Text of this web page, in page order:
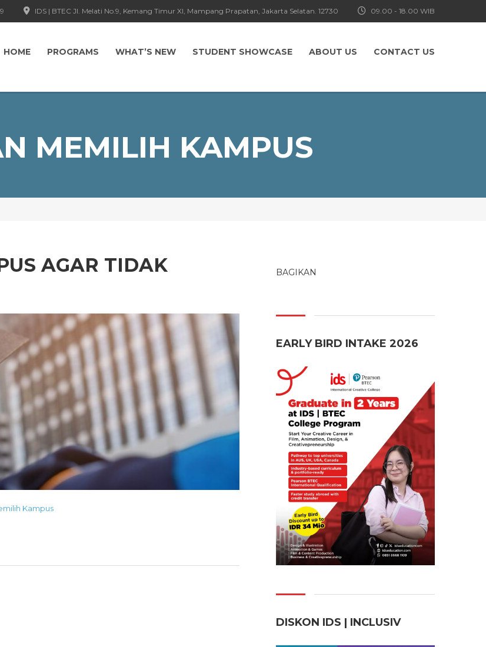
09.00 - 18.00 WIB
IDS | BTEC Jl. Melati No.9, Kemang Timur XI, Mampang Prapatan, Jakarta Selatan. 12730
HOME PROGRAMS WHAT’S NEW STUDENT SHOWCASE ABOUT US CONTACT US
MEMILIH KAMPUS
AGAR TIDAK
Kampus
BAGIKAN
EARLY BIRD INTAKE 2026
DISKON IDS | INCLUSIV